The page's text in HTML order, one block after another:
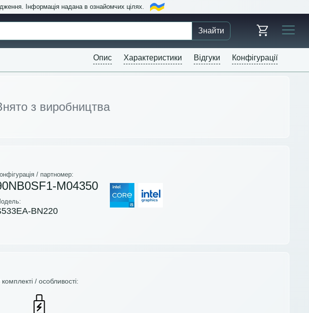
Інформація надана в ознайомчих цілях.
Знайти
Опис Характеристики Відгуки Конфігурації
з виробництва
/ партномер:
M04350
BN220
комплекті / особливості: